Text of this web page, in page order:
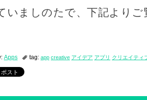
いましのたで、下記より
Apps tag: app creative アイデア アプリ クリエイティ